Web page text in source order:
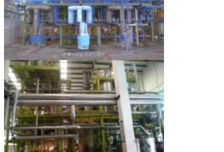
Laisser un message
Nous vous rappellerons bientôt!